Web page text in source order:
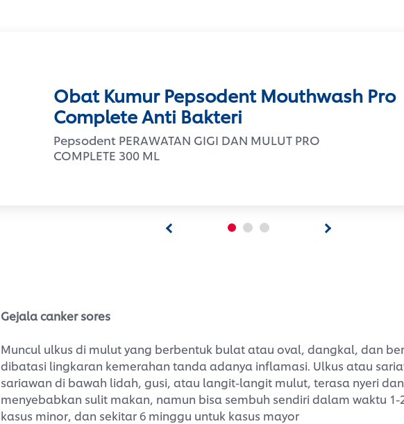
Obat Kumur Pepsodent Mouthwash Pro
Complete Anti Bakteri
Pepsodent PERAWATAN GIGI DAN MULUT PRO
COMPLETE 300 ML
Gejala canker sores
Muncul ulkus di mulut yang berbentuk bulat atau oval, dangkal, dan
dibatasi lingkaran kemerahan tanda adanya inflamasi. Ulkus atau
sariawan di bawah lidah, gusi, atau langit-langit mulut, terasa nyeri
menyebabkan sulit makan, namun bisa sembuh sendiri dalam waktu
kasus minor, dan sekitar 6 minggu untuk kasus mayor